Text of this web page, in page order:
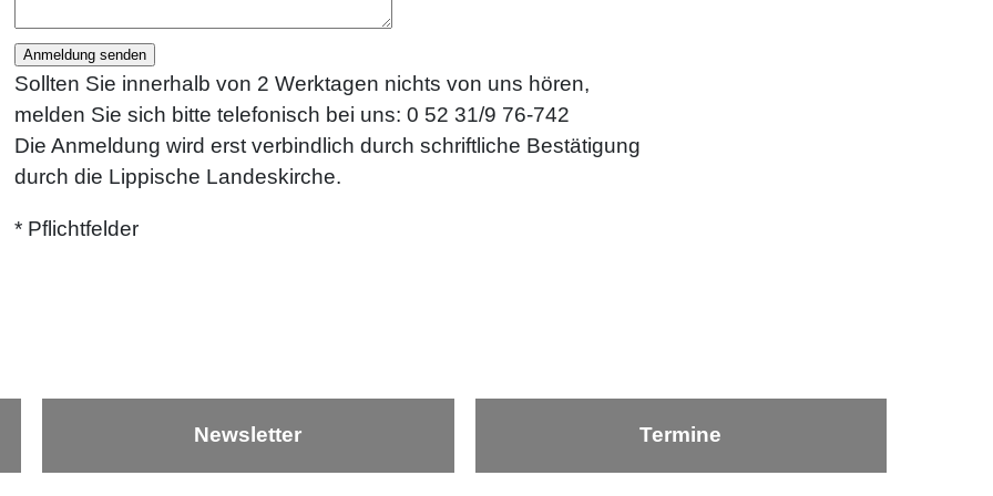
Sollten Sie innerhalb von 2 Werktagen nichts von uns hören,
melden Sie sich bitte telefonisch bei uns: 0 52 31/9 76-742
Die Anmeldung wird erst verbindlich durch schriftliche Bestätigung
durch die Lippische Landeskirche.
* Pflichtfelder
Newsletter Termine